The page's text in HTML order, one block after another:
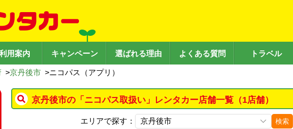
用案内 キャンペーン 選ばれる理由 よくある質問 トラベル
>京丹後市 >ニコパス（アプリ）
京丹後市の「ニコパス取扱い」レンタカー店舗一覧（1店舗）
エリアで探す： 検索